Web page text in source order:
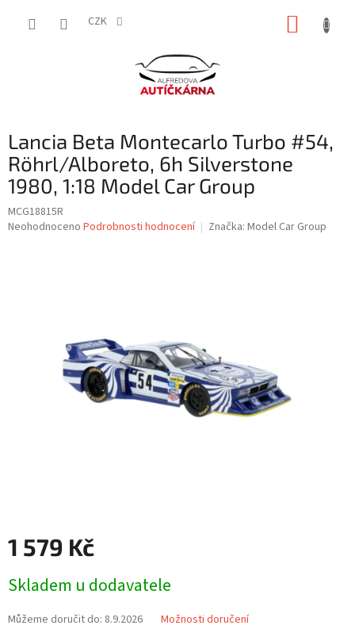
CZK
Lancia Beta Montecarlo Turbo #54,
Röhrl/Alboreto, 6h Silverstone
1980, 1:18 Model Car Group
MCG18815R
Průměrné
Neohodnoceno Podrobnosti hodnocení Značka: Model Car Group
1 579 Kč
cena:
Skladem u dodavatele
Můžeme doručit do: 8.9.2026 Možnosti doručení